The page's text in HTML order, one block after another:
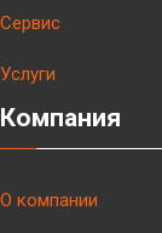
Сервис
Услуги
Компания
О компании